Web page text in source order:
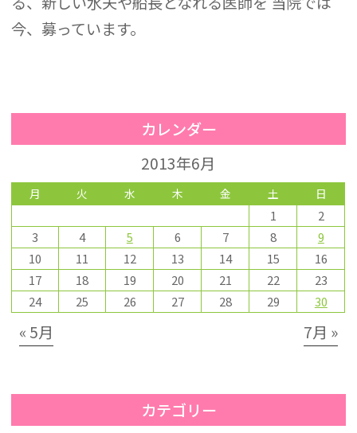
今、募っています。
カレンダー
2013年6月
月 火 水 木 金 土 日
1
2
3
4 5 6 7 8
9
10
11 12 13 14 15
16
17
18 19 20 21 22
23
24
25 26 27 28 29 30
« 5月 7月 »
カテゴリー